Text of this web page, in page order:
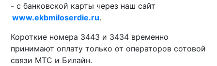
- с банковской карты через наш сайт
www.ekbmiloserdie.ru.
Короткие номера 3443 и 3434 временно
принимают оплату только от операторов сотовой
связи МТС и Билайн.